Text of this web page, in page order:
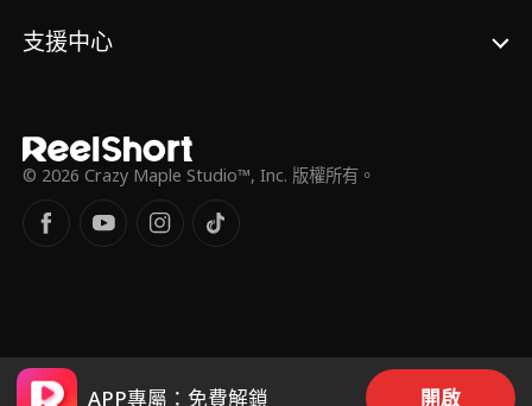
支援中心
© 2026 Crazy Maple Studio™, Inc. 版權所有。
APP專屬：免費解鎖 開啟